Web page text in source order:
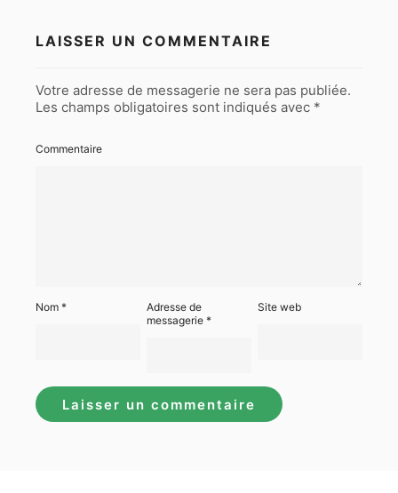
LAISSER UN COMMENTAIRE
Votre adresse de messagerie ne sera pas publiée.
Les champs obligatoires sont indiqués avec *
Commentaire
Nom *
Adresse de
messagerie*
Site web